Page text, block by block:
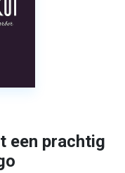
een prachtig